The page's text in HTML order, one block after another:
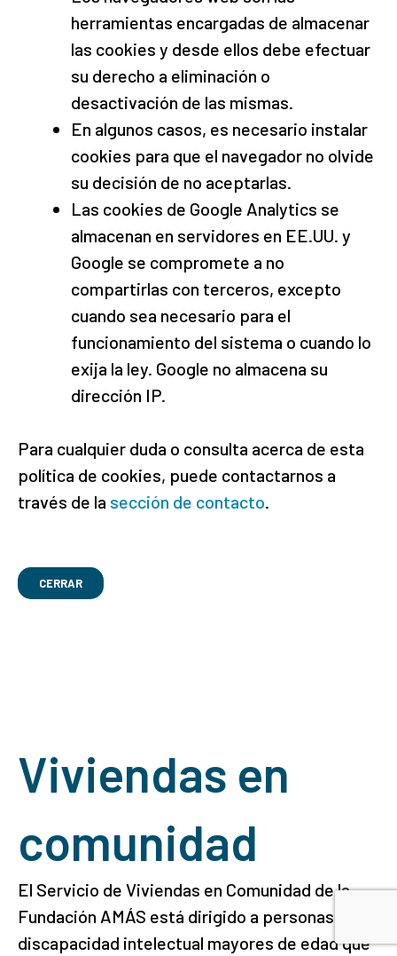
herramientas encargadas de almacenar
las cookies y desde ellos debe efectuar
su derecho a eliminación o
desactivación de las mismas.
En algunos casos, es necesario instalar
cookies para que el navegador no olvide
su decisión de no aceptarlas.
Las cookies de Google Analytics se
almacenan en servidores en EE.UU. y
Google se compromete a no
compartirlas con terceros, excepto
cuando sea necesario para el
funcionamiento del sistema o cuando lo
exija la ley. Google no almacena su
dirección IP.
Para cualquier duda o consulta acerca de esta
política de cookies, puede contactarnos a
través de la sección de contacto.
CERRAR
Viviendas en
comunidad
El Servicio de Viviendas en Comunidad de la
Fundación AMÁS está dirigido a personas con
discapacidad intelectual mayores de edad que